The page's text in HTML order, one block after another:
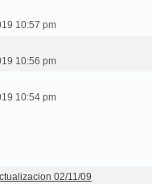
10:57 pm
10:56 pm
10:54 pm
02/11/09